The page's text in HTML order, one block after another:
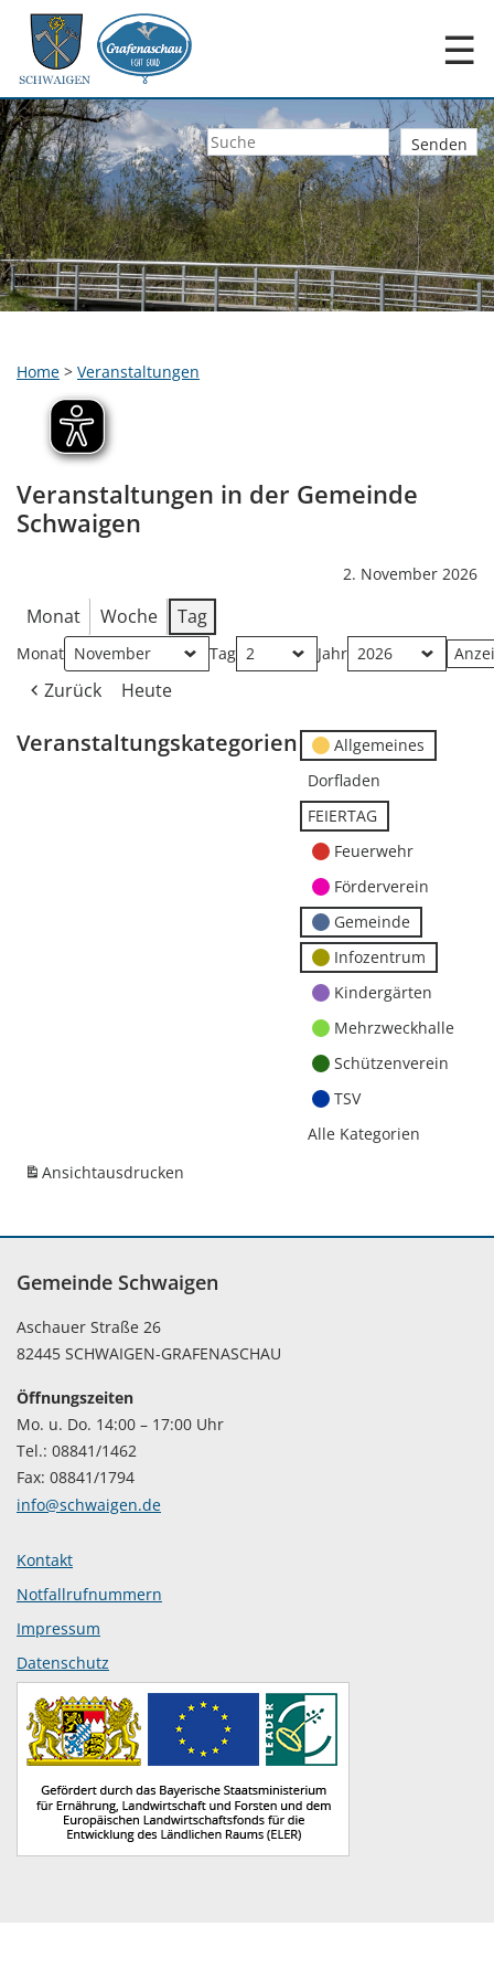
☰
Home > Veranstaltungen
Veranstaltungen in der Gemeinde
Schwaigen
2. November 2026
Monat Woche Tag
Monat Tag Jahr
Zurück Heute
Veranstaltungskategorien
Allgemeines
Dorfladen
FEIERTAG
Feuerwehr
Förderverein
Gemeinde
Infozentrum
Kindergärten
Mehrzweckhalle
Schützenverein
TSV
Alle Kategorien
Ansichtausdrucken
Gemeinde Schwaigen
Aschauer Straße 26
82445 SCHWAIGEN-GRAFENASCHAU
Öffnungszeiten
Mo. u. Do. 14:00 – 17:00 Uhr
Tel.: 08841/1462
Fax: 08841/1794
info@schwaigen.de
Kontakt
Notfallrufnummern
Impressum
Datenschutz